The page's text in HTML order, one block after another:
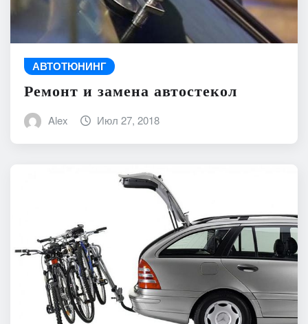
АВТОТЮНИНГ
Ремонт и замена автостекол
Alex Июл 27, 2018